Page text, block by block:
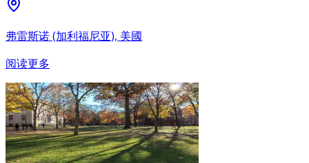
弗雷斯诺 (加利福尼亚), 美國
阅读更多